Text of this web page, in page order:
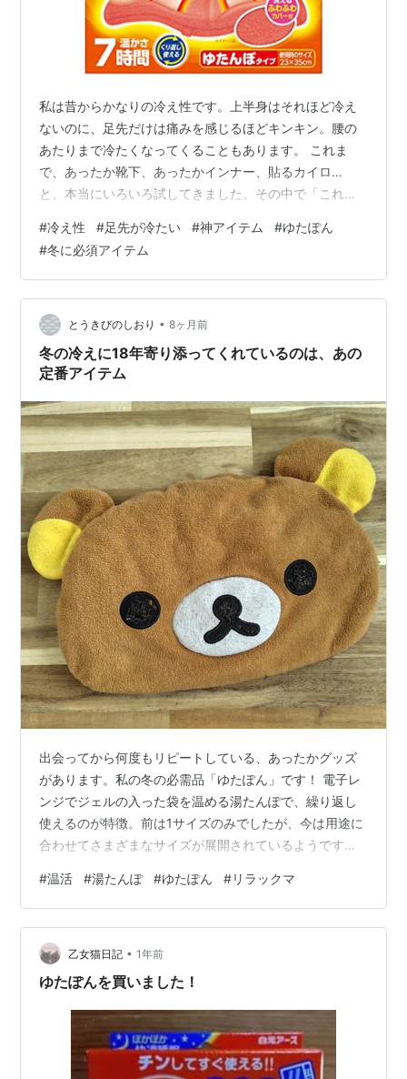
私は昔からかなりの冷え性です。上半身はそれほど冷え
ないのに、足先だけは痛みを感じるほどキンキン。腰の
あたりまで冷たくなってくることもあります。 これま
で、あったか靴下、あったかインナー、貼るカイロ…
と、本当にいろいろ試してきました。その中で「これが
す。 🔥それは…「レンジでゆたぽん Lサイズ ぽかぽか快
適睡眠 くりかえし使える 保温」 レンジでゆたぽん Lサイ
ズ ぽかぽか快適睡眠 くりかえし使える 保温 ゆたぽん
Amazon 名前のとおり、電子レンジでチンするだけのシ
ンプルさ。この“手軽さ”が、まず最高なんです。 ● 表裏
3分ずつチンするだけ…
#冷え性 #足先が冷たい #神アイテム #ゆたぽん
#冬に必須アイテム
とうきびのしおり • 8ヶ月前
冬の冷えに18年寄り添ってくれているのは、あの
定番アイテム
出会ってから何度もリピートしている、あったかグッズ
があります。私の冬の必需品「ゆたぽん」です！ 電子レ
ンジでジェルの入った袋を温める湯たんぽで、繰り返し
使えるのが特徴。前は1サイズのみでしたが、今は用途に
合わせてさまざまなサイズが展開されているようです。
元アース｜Hakugen Earth レンジでゆたぽん 1個価格:
693 円楽天で詳細を見る 白元アース レンジでゆたぽん
おしりホット 33053-0価格: 1410 円楽天で詳細を見る
定番タイプは、寝る前の足の冷えがひどいので、布団に
入れて使っています。 また、おしりホットは、デスク…
#温活 #湯たんぽ #ゆたぽん #リラックマ
乙女猫日記 • 1年前
ゆたぽんを買いました！